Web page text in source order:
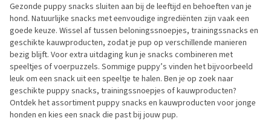
Gezonde puppy snacks sluiten aan bij de leeftijd en behoeften van je
hond. Natuurlijke snacks met eenvoudige ingrediënten zijn vaak een
goede keuze. Wissel af tussen beloningssnoepjes, trainingssnacks en
geschikte kauwproducten, zodat je pup op verschillende manieren
bezig blijft. Voor extra uitdaging kun je snacks combineren met
speeltjes of voerpuzzels. Sommige puppy’s vinden het bijvoorbeeld
leuk om een snack uit een speeltje te halen. Ben je op zoek naar
geschikte puppy snacks, trainingssnoepjes of kauwproducten?
Ontdek het assortiment puppy snacks en kauwproducten voor jonge
honden en kies een snack die past bij jouw pup.